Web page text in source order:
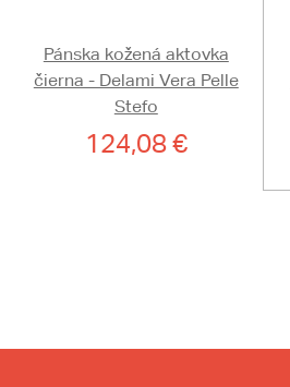
Pánska kožená aktovka
čierna - Delami Vera Pelle
Stefo
124,08 €